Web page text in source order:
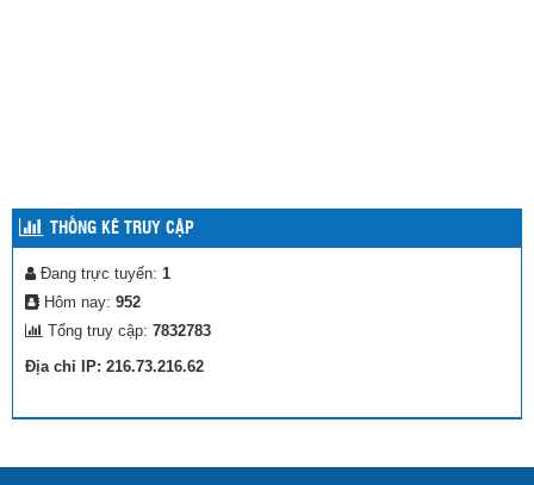
THỐNG KÊ TRUY CẬP
Đang trực tuyến: 1
Hôm nay: 952
Tổng truy cập: 7832783
Địa chỉ IP: 216.73.216.62